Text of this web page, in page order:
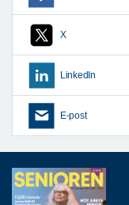
X
LinkedIn
E-post